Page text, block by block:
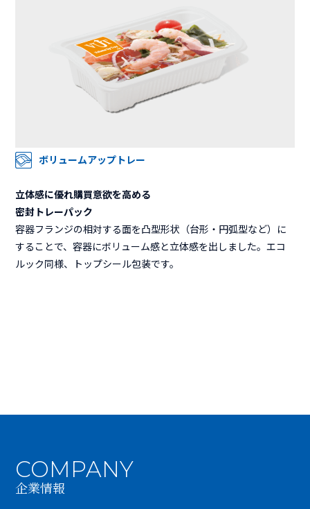
ボリュームアップトレー
立体感に優れ購買意欲を高める
密封トレーパック
容器フランジの相対する面を凸型形状（台形・円弧型など）に
することで、容器にボリューム感と立体感を出しました。エコ
ルック同様、トップシール包装です。
COMPANY
企業情報